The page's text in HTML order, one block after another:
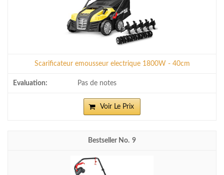
Scarificateur emousseur electrique 1800W - 40cm
Pas de notes
Voir Le Prix
9